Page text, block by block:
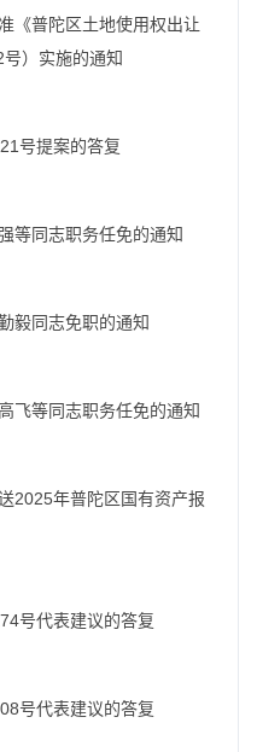
《普陀区土地使用权出让
）实施的通知
号提案的答复
等同志职务任免的通知
毅同志免职的通知
飞等同志职务任免的通知
2025年普陀区国有资产报
号代表建议的答复
号代表建议的答复